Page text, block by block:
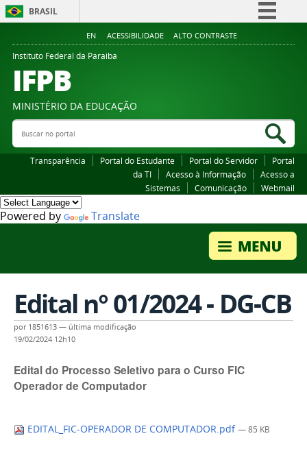
BRASIL
Simplifique!
Legislação
EN ACESSIBILIDADE ALTO CONTRASTE
Instituto Federal da Paraiba
IFPB
MINISTÉRIO DA EDUCAÇÃO
Buscar no portal
Transparência Portal do Estudante Portal do Servidor
Portal
da TI
Acesso à Informação
Acesso a
Sistemas
Comunicação Webmail
Powered by Translate
Edital n° 01/2024 - DG-CB
por 1851613 — última modificação
19/02/2024 12h10
Edital do Processo Seletivo para o Curso FIC
Operador de Computador
EDITAL_FIC-OPERADOR DE COMPUTADOR.pdf — 85 KB